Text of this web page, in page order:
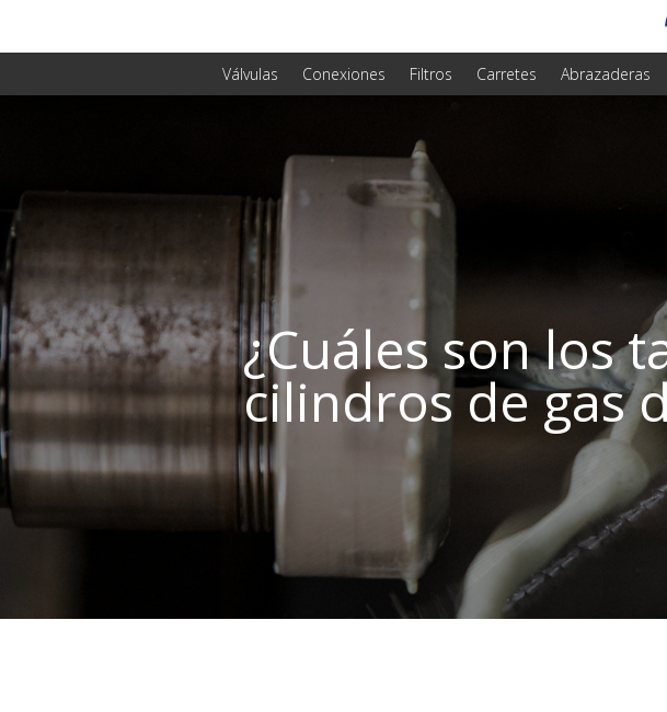
Válvulas Conexiones Filtros Carretes Abrazaderas
¿Cuáles son los
cilindros de gas